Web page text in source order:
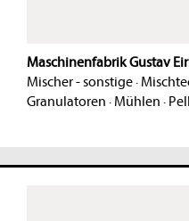
Maschinenfabrik Gustav
Mischer - sonstige·
Granulatoren · Mühlen ·